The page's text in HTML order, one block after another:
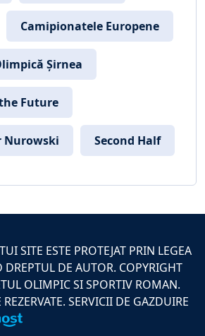
Camipionatele Europene
Șirnea
Future
Nurowski Second Half
SITE ESTE PROTEJAT PRIN LEGEA
DE AUTOR. COPYRIGHT
OLIMPIC SI SPORTIV ROMAN.
SERVICII DE GAZDUIRE